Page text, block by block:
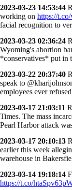
2023-03-23 14:53:44
working on https://
facial recognition to
2023-03-23 02:36:24
Wyoming's abortion
*conservatives* put
2023-03-22 20:37:40
speak to
employees ever
2023-03-17 21:03:11
Times. The mass
Pearl Harbor attack
2023-03-17 20:10:13
earlier this week
warehouse in
2023-03-14 19:18:14
https://t.co/